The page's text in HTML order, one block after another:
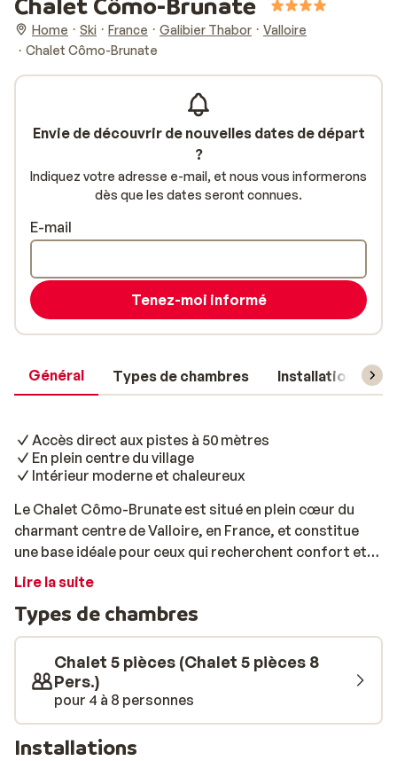
Home Ski France Galibier Thabor
Valloire
Chalet Cômo-Brunate
Général Types de chambres Installations
Accès direct aux pistes à 50 mètres
En plein centre du village
Intérieur moderne et chaleureux
Le Chalet Cômo-Brunate est situé en plein cœur du
charmant centre de Valloire, en France, et constitue
une base idéale pour ceux qui recherchent confort et
emplacement. Avec le télésiège, le skibus et les pistes à
chausser vos skis à la porte. À l’intérieur, le chalet est
chaleureux et moderne, avec des accents en bois
naturel, de hauts plafonds et un coin salon convivial. Il
dispose de quatre chambres, dont une avec lits
superposés, idéale pour les enfants. Avec deux salles
de bains et des toilettes séparées, le séjour reste
confortable même pour les groupes plus nombreux. La
Lire la suite
Types de chambres
Chalet 5 pièces (Chalet 5 pièces 8
Pers.)
pour 4 à 8 personnes
Installations
Envie de découvrir de nouvelles dates de départ
?
Indiquez votre adresse e-mail, et nous vous informerons
dès que les dates seront connues.
E-mail
Tenez-moi informé